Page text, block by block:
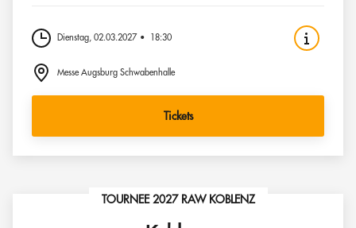
Dienstag, 02.03.2027 18:30
Messe Augsburg Schwabenhalle
Tickets
TOURNEE 2027 RAW KOBLENZ